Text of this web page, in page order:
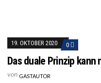
19. OKTOBER 2020 0
Das duale Prinzip
von GASTAUTOR